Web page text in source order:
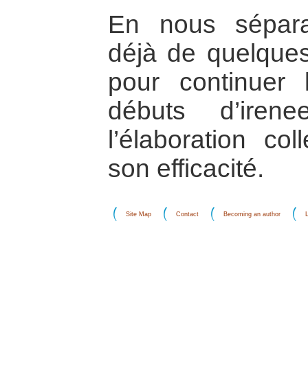
En nous
déjà de
pour
débuts
l’élaboration
son efficacité.
Site Map Contact Becoming an author